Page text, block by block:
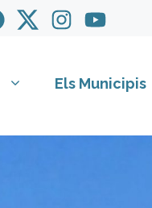
Els Municipis